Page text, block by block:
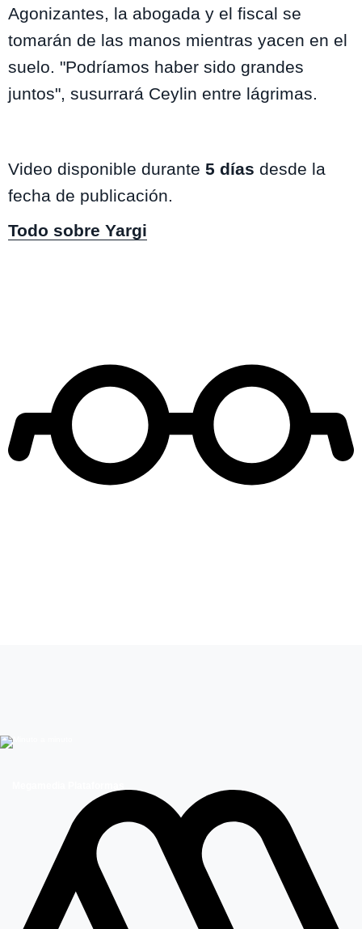
Agonizantes, la abogada y el fiscal se
tomarán de las manos mientras yacen en el
suelo. "Podríamos haber sido grandes
juntos", susurrará Ceylin entre lágrimas.
Video disponible durante 5 días desde la
fecha de publicación.
Todo sobre Yargi